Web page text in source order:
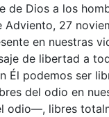
de Dios a los
Adviento, 27
en nuestras
de libertad a
Él podemos ser
del odio en
odio—, libres